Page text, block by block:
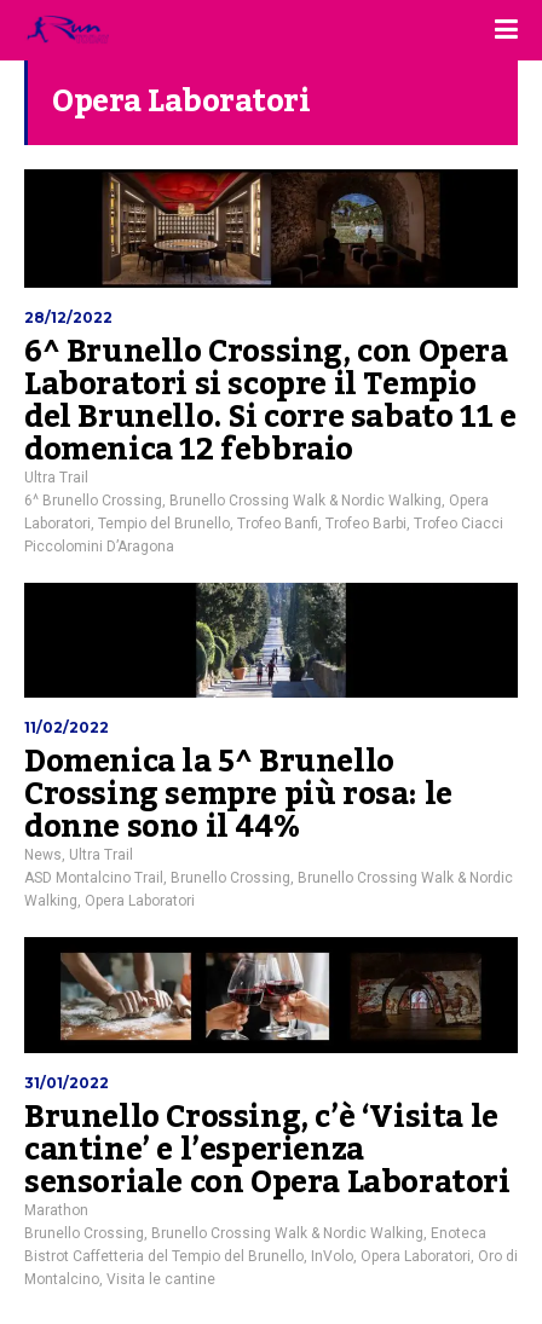
Opera Laboratori
28/12/2022
6^ Brunello Crossing, con Opera
Laboratori si scopre il Tempio
del Brunello. Si corre sabato 11 e
domenica 12 febbraio
Ultra Trail
6^ Brunello Crossing Brunello Crossing Walk & Nordic Walking Opera
Laboratori Tempio del Brunello Trofeo Banfi Trofeo Barbi Trofeo Ciacci
Piccolomini D’Aragona
11/02/2022
Domenica la 5^ Brunello
Crossing sempre più rosa: le
donne sono il 44%
News, Ultra Trail
ASD Montalcino Trail , Brunello Crossing, Brunello Crossing Walk & Nordic
Walking, Opera Laboratori
31/01/2022
Brunello Crossing, c’è ‘Visita le
cantine’ e l’esperienza
sensoriale con Opera Laboratori
Marathon
Brunello Crossing, Brunello Crossing Walk & Nordic Walking, Enoteca
Bistrot Caffetteria del Tempio del Brunello, InVolo, Opera Laboratori, Oro di
Montalcino, Visita le cantine